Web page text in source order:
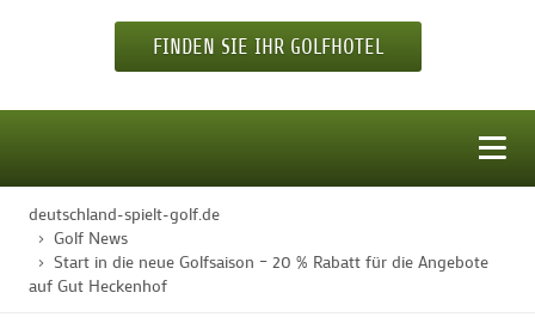
FINDEN SIE IHR GOLFHOTEL
STARTSEITE
deutschland-spielt-golf.de
Golf News
Start in die neue Golfsaison – 20 % Rabatt für die Angebote
auf Gut Heckenhof